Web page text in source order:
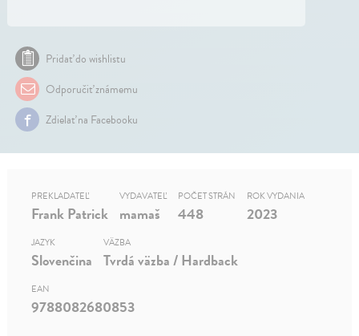
Pridať do wishlistu
Odporučiť známemu
Zdielať na Facebooku
PREKLADATEĽ
Frank Patrick
VYDAVATEĽ
mamaš
POČET STRÁN
448
ROK VYDANIA
2023
JAZYK
Slovenčina
VÄZBA
Tvrdá väzba / Hardback
EAN
9788082680853